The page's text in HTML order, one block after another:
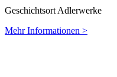
Ge­schichts­ort Adlerwerke
Mehr In­for­ma­tio­nen >